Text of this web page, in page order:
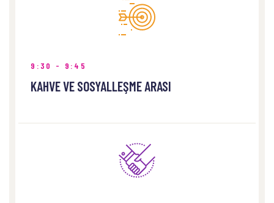
9:30 - 9:45
KAHVE VE SOSYALLEŞME ARASI